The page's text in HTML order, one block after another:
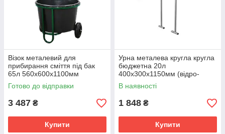
Візок металевий для
прибирання сміття під бак
65л 560х600х1100мм
Зелений Kompred OL422/1
Готово до відправки
3 487 ₴
Купити
Урна металева кругла кругла
бюджетна 20л
400х300х1150мм (відро-
відкидне кругле,чорне/
основа-сіра) Kompred
В наявності
1 848 ₴
Купити